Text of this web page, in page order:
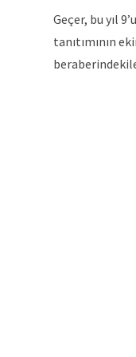
Geçer, bu yıl
tanıtımının